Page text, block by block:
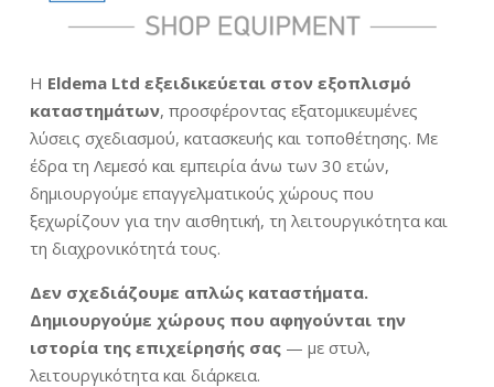
Η Eldema Ltd εξειδικεύεται στον εξοπλισμό
καταστημάτων, προσφέροντας εξατομικευμένες
λύσεις σχεδιασμού, κατασκευής και τοποθέτησης. Με
έδρα τη Λεμεσό και εμπειρία άνω των 30 ετών,
δημιουργούμε επαγγελματικούς χώρους που
ξεχωρίζουν για την αισθητική, τη λειτουργικότητα και
τη διαχρονικότητά τους.
Δεν σχεδιάζουμε απλώς καταστήματα.
Δημιουργούμε χώρους που αφηγούνται την
ιστορία της επιχείρησής σας— με στυλ,
λειτουργικότητα και διάρκεια.